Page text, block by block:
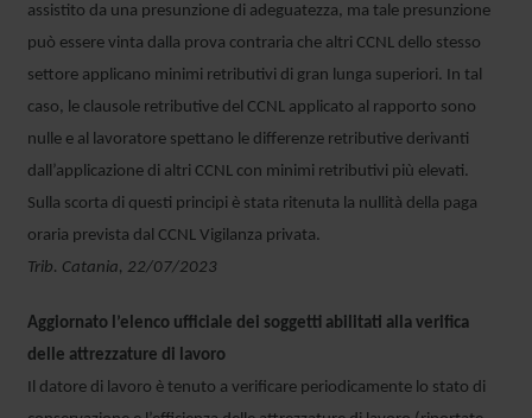
assistito da una presunzione di adeguatezza, ma tale presunzione
può essere vinta dalla prova contraria che altri CCNL dello stesso
settore applicano minimi retributivi di gran lunga superiori. In tal
caso, le clausole retributive del CCNL applicato al rapporto sono
nulle e al lavoratore spettano le differenze retributive derivanti
dall’applicazione di altri CCNL con minimi retributivi più elevati.
Sulla scorta di questi principi è stata ritenuta la nullità della paga
oraria prevista dal CCNL Vigilanza privata.
Trib. Catania, 22/07/2023
Aggiornato l’elenco ufficiale dei soggetti abilitati alla verifica
delle attrezzature di lavoro
Il datore di lavoro è tenuto a verificare periodicamente lo stato di